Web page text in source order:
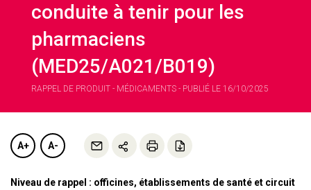
conduite à tenir pour les
pharmaciens
(MED25/A021/B019)
RAPPEL DE PRODUIT - MÉDICAMENTS - PUBLIÉ LE 16/10/2025
A+ A-
Niveau de rappel : officines, établissements de santé et circuit